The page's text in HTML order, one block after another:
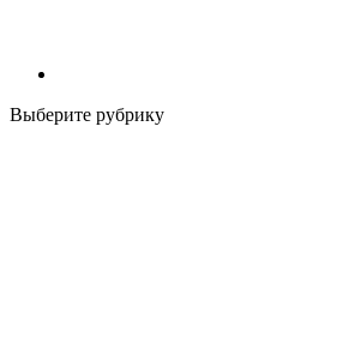
Выберите рубрику